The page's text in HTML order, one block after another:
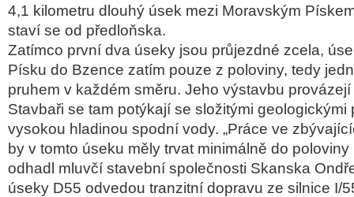
4,1 kilometru dlouhý úsek mezi Moravským
staví se od předloňska.
Zatímco první dva úseky jsou průjezdné zcela,
Písku do Bzence zatím pouze z poloviny, tedy
pruhem v každém směru. Jeho výstavbu provázejí
Stavbaři se tam potýkají se složitými geologickými
vysokou hladinou spodní vody. „Práce ve
by v tomto úseku měly trvat minimálně do poloviny
odhadl mluvčí stavební společnosti Skanska
úseky D55 odvedou tranzitní dopravu ze silnice I/